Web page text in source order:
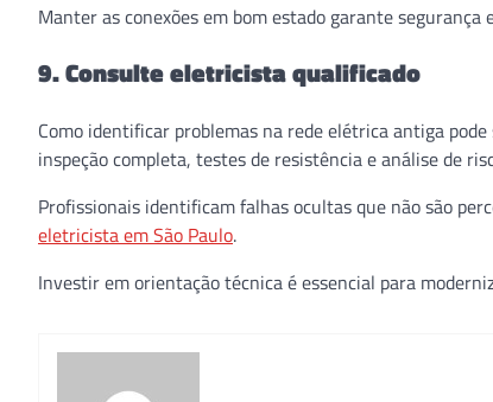
Manter as conexões em bom estado garante
9. Consulte eletricista qualificado
Como identificar problemas na rede elétrica antiga
inspeção completa, testes de resistência e análise de
Profissionais identificam falhas ocultas que não são
eletricista em São Paulo.
Investir em orientação técnica é essencial para